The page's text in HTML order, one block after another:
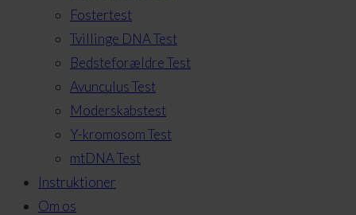
Fostertest
Tvillinge DNA Test
Bedsteforældre Test
Avunculus Test
Moderskabstest
Y-kromosom Test
mtDNA Test
Instruktioner
Om os